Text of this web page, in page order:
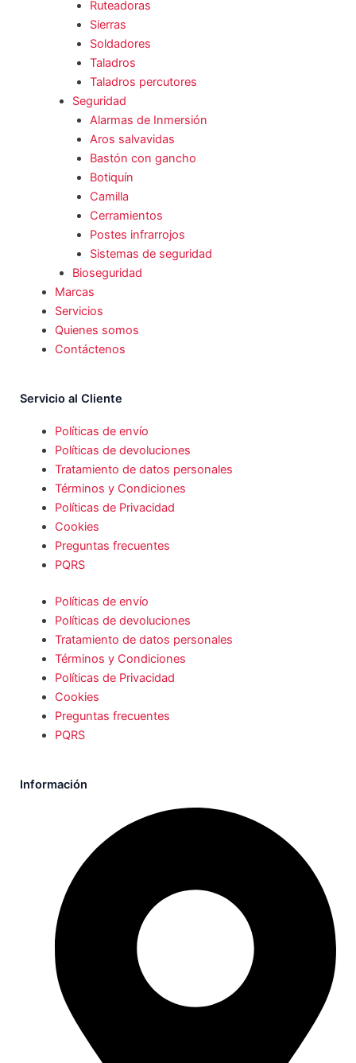
Ruteadoras
Sierras
Soldadores
Taladros
Taladros percutores
Seguridad
Alarmas de Inmersión
Aros salvavidas
Bastón con gancho
Botiquín
Camilla
Cerramientos
Postes infrarrojos
Sistemas de seguridad
Bioseguridad
Marcas
Servicios
Quienes somos
Contáctenos
Servicio al Cliente
Políticas de envío
Políticas de devoluciones
Tratamiento de datos personales
Términos y Condiciones
Políticas de Privacidad
Cookies
Preguntas frecuentes
PQRS
Políticas de envío
Políticas de devoluciones
Tratamiento de datos personales
Términos y Condiciones
Políticas de Privacidad
Cookies
Preguntas frecuentes
PQRS
Información